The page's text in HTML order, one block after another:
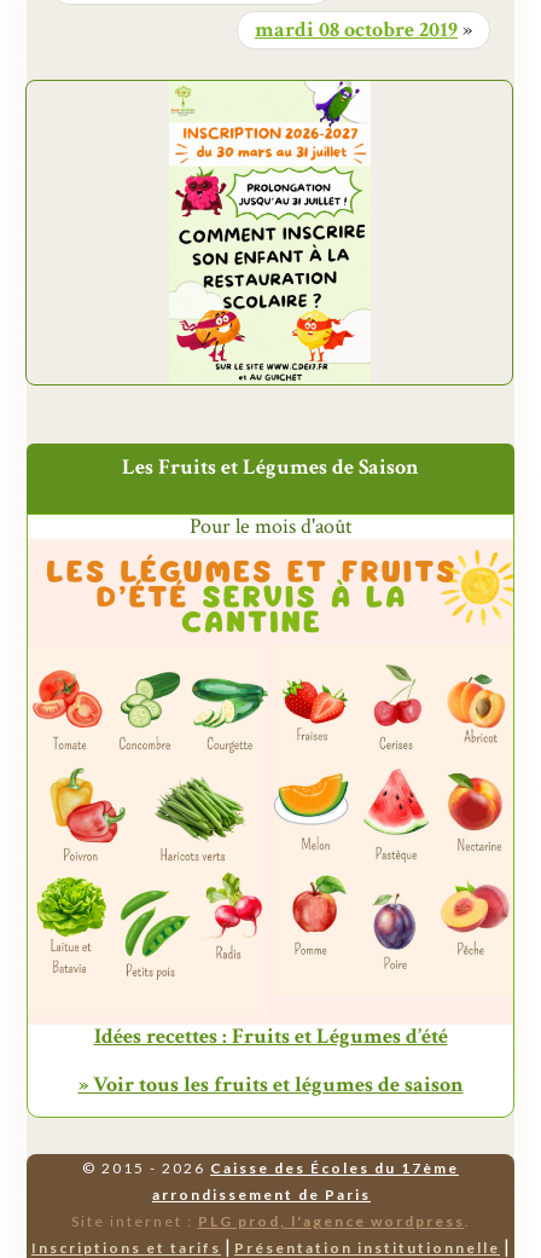
mardi 08 octobre 2019»
Les Fruits et Légumes de Saison
Pour le mois d'août
Idées recettes : Fruits et Légumes d’été
» Voir tous les fruits et légumes de saison
© 2015 - 2026 Caisse des Écoles du 17ème
arrondissement de Paris
Site internet : PLG prod, l'agence wordpress.
Inscriptions et tarifs | Présentation institutionnelle |